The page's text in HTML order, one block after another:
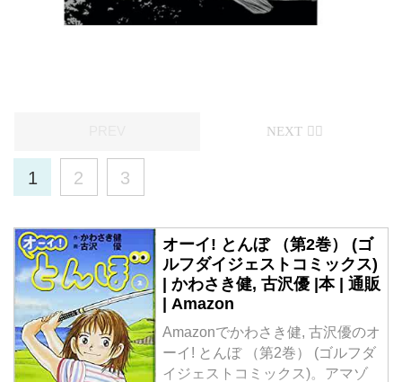
1 2 3
オーイ! とんぼ （第2巻） (ゴ
ルフダイジェストコミックス)
| かわさき健, 古沢優 |本 | 通販
| Amazon
Amazonでかわさき健, 古沢優のオ
ーイ! とんぼ （第2巻） (ゴルフダ
イジェストコミックス)。アマゾ